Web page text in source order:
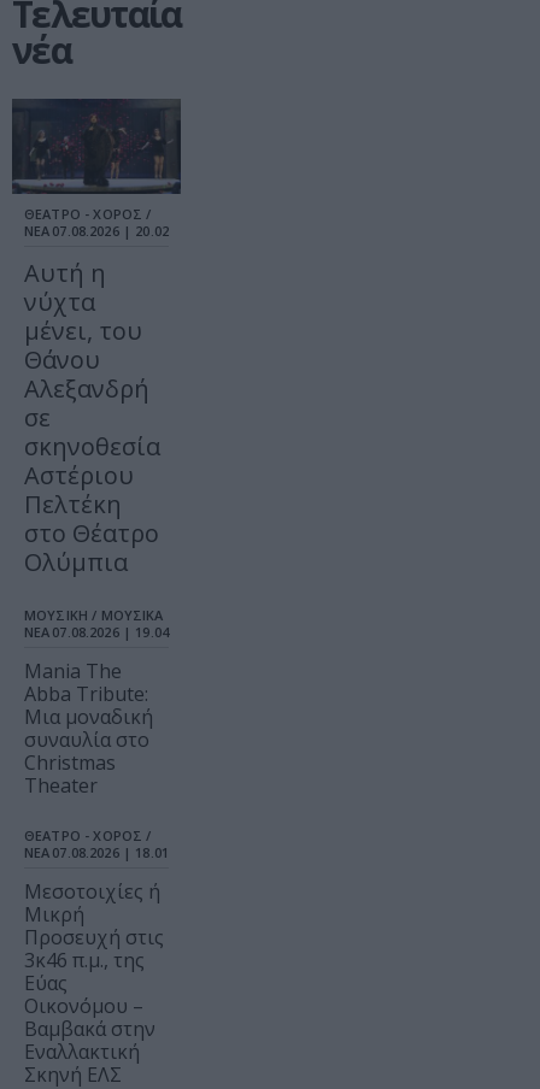
Τελευταία
νέα
ΘΕΑΤΡΟ - ΧΟΡΟΣ /
ΝΕΑ 07.08.2026 | 20.02
Αυτή η
νύχτα
μένει, του
Θάνου
Αλεξανδρή
σε
σκηνοθεσία
Αστέριου
Πελτέκη
στο Θέατρο
Ολύμπια
ΜΟΥΣΙΚΗ / ΜΟΥΣΙΚΑ
ΝΕΑ 07.08.2026 | 19.04
Mania The
Abba Tribute:
Μια μοναδική
συναυλία στο
Christmas
Theater
ΘΕΑΤΡΟ - ΧΟΡΟΣ /
ΝΕΑ 07.08.2026 | 18.01
Μεσοτοιχίες ή
Μικρή
Προσευχή στις
3κ46 π.μ., της
Εύας
Οικονόμου –
Βαμβακά στην
Εναλλακτική
Σκηνή ΕΛΣ